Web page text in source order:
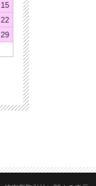
15
22
29